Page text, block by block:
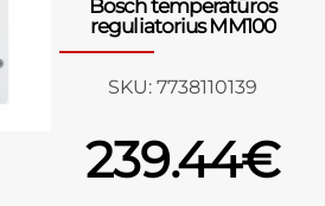
Bosch temperatūros
reguliatorius MM100
SKU: 7738110139
239.44€